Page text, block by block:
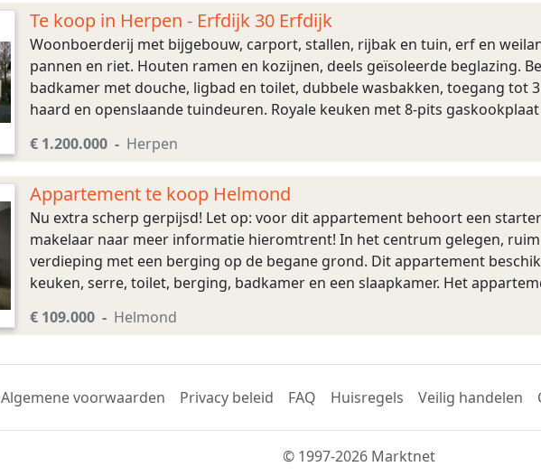
Te koop in Herpen - Erfdijk 30 Erfdijk
Woonboerderij met bijgebouw, carport, stallen, rijbak en tuin, erf en
pannen en riet. Houten ramen en kozijnen, deels geïsoleerde beglazing.
badkamer met douche, ligbad en toilet, dubbele wasbakken, toegang tot
haard en openslaande tuindeuren. Royale keuken met 8-pits
€ 1.200.000 Herpen
Appartement te koop Helmond
Nu extra scherp gerpijsd! Let op: voor dit appartement behoort een
makelaar naar meer informatie hieromtrent! In het centrum gelegen,
verdieping met een berging op de begane grond. Dit appartement
keuken, serre, toilet, berging, badkamer en een slaapkamer. Het
€ 109.000 Helmond
Algemene voorwaarden Privacy beleid FAQ Huisregels Veilig handelen
© 1997-2026 Marktnet